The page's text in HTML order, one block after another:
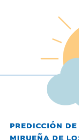
PREDICCIÓN
MIRUEÑA DE